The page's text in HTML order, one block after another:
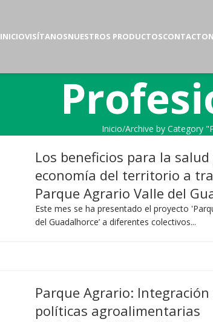
INICIOVISÍTANOSNUESTROS PRODUCTOSCONTACTO
Inicio Archive by Category
Los beneficios para la salud
economía del territorio a
Parque Agrario Valle del
Este mes se ha presentado el proyecto
del Guadalhorce’ a diferentes colectivos...
Parque Agrario: Integración
políticas agroalimentarias